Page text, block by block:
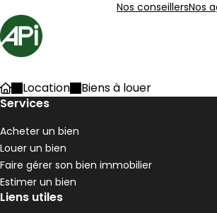
Nos conseillersNos
Accueil
205 Biens à louer
90 m² 4 pièces Pélussin
Aller à l'image
Aller à l'image
Aller à l'image
Aller à l'image
Aller à l'image
AccueilLocation
Biens à louer
Services
Acheter un bien
Louer un bien
Faire gérer son bien immobilier
Estimer un bien
Liens utiles